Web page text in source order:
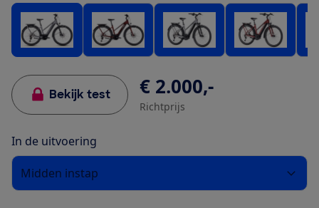
Bekijk test € 2.000,-
Richtprijs
In de uitvoering
Midden instap